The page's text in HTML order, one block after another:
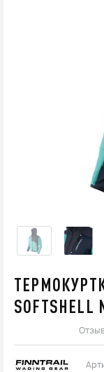
SOFTSHELL